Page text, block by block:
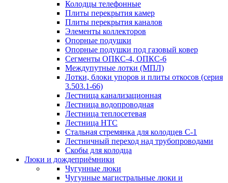
Колодцы телефонные
Плиты перекрытия камер
Плиты перекрытия каналов
Элементы коллекторов
Опорные подушки
Опорные подушки под газовый ковер
Сегменты ОПКС-4, ОПКС-6
Междупутные лотки (МПЛ)
Лотки, блоки упоров и плиты откосов (серия
3.503.1-66)
Лестница канализационная
Лестница водопроводная
Лестница теплосетевая
Лестница НТС
Стальная стремянка для колодцев С-1
Лестничный переход над трубопроводами
Скобы для колодца
Люки и дождеприёмники
Чугунные люки
Чугунные магистральные люки и